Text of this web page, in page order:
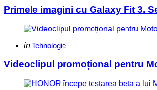
Primele imagini cu Galaxy Fit 3.
Categories
Posted
in Tehnologie
Videoclipul promoțional pentru